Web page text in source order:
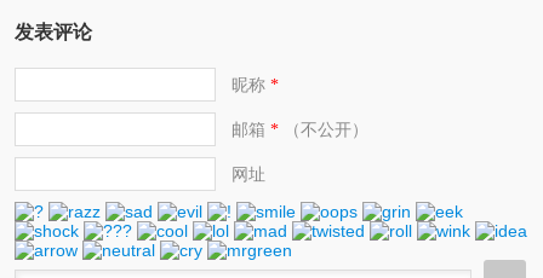
发表评论
昵称*
邮箱 *（不公开）
网址